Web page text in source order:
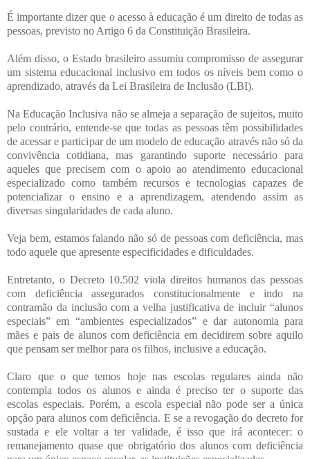
É importante dizer que o acesso à educação é um direito de todas as
pessoas, previsto no Artigo 6 da Constituição Brasileira.
Além disso, o Estado brasileiro assumiu compromisso de assegurar
um sistema educacional inclusivo em todos os níveis bem como o
aprendizado, através da Lei Brasileira de Inclusão (LBI).
Na Educação Inclusiva não se almeja a separação de sujeitos, muito
pelo contrário, entende-se que todas as pessoas têm possibilidades
de acessar e participar de um modelo de educação através não só da
convivência cotidiana, mas garantindo suporte necessário para
aqueles que precisem com o apoio ao atendimento educacional
especializado como também recursos e tecnologias capazes de
potencializar o ensino e a aprendizagem, atendendo assim as
diversas singularidades de cada aluno.
Veja bem, estamos falando não só de pessoas com deficiência, mas
todo aquele que apresente especificidades e dificuldades.
Entretanto, o Decreto 10.502 viola direitos humanos das pessoas
com deficiência assegurados constitucionalmente e indo na
contramão da inclusão com a velha justificativa de incluir “alunos
especiais” em “ambientes especializados” e dar autonomia para
mães e pais de alunos com deficiência em decidirem sobre aquilo
que pensam ser melhor para os filhos, inclusive a educação.
Claro que o que temos hoje nas escolas regulares ainda não
contempla todos os alunos e ainda é preciso ter o suporte das
escolas especiais. Porém, a escola especial não pode ser a única
opção para alunos com deficiência. E se a revogação do decreto for
sustada e ele voltar a ter validade, é isso que irá acontecer: o
remanejamento quase que obrigatório dos alunos com deficiência